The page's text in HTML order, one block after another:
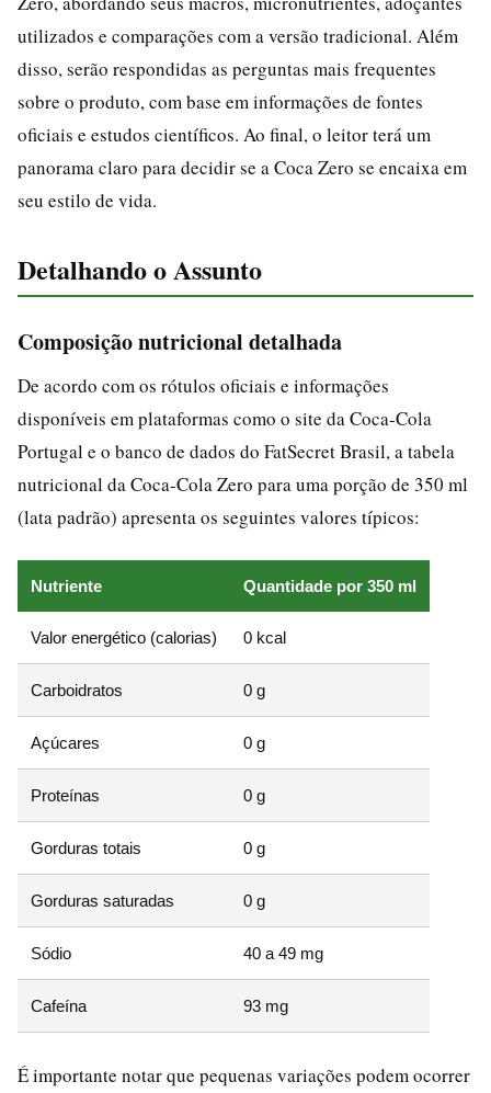
utilizados e comparações com a versão tradicional. Além
disso, serão respondidas as perguntas mais frequentes
sobre o produto, com base em informações de fontes
oficiais e estudos científicos. Ao final, o leitor terá um
panorama claro para decidir se a Coca Zero se encaixa em
seu estilo de vida.
Detalhando o Assunto
Composição nutricional detalhada
De acordo com os rótulos oficiais e informações
disponíveis em plataformas como o site da Coca-Cola
Portugal e o banco de dados do FatSecret Brasil, a tabela
nutricional da Coca-Cola Zero para uma porção de 350 ml
(lata padrão) apresenta os seguintes valores típicos:
Nutriente Quantidade por 350 ml
Valor energético (calorias) 0 kcal
Carboidratos 0 g
Açúcares 0 g
Proteínas 0 g
Gorduras totais 0 g
Gorduras saturadas 0 g
Sódio 40 a 49 mg
Cafeína 93 mg
É importante notar que pequenas variações podem ocorrer